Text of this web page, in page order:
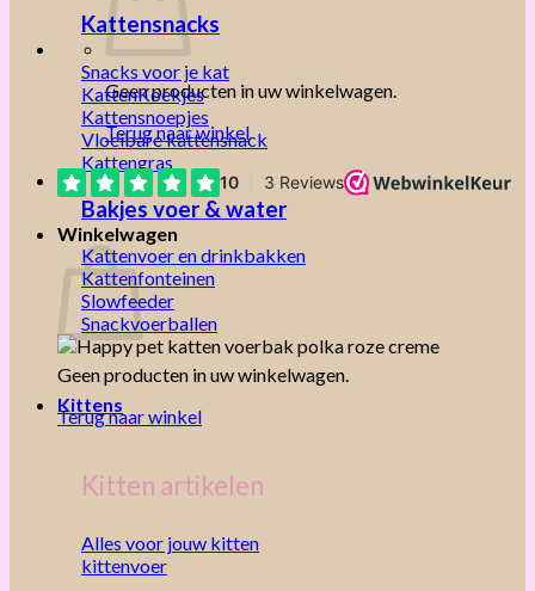
Geen producten in uw winkelwagen.
Terug naar winkel
Winkelwagen
Geen producten in uw winkelwagen.
Terug naar winkel
Kattensnacks
Snacks voor je kat
KattenKoekjes
Kattensnoepjes
Vloeibare kattensnack
Kattengras
Bakjes voer & water
Kattenvoer en drinkbakken
Kattenfonteinen
Slowfeeder
Snackvoerballen
Kittens
Kitten artikelen
Alles voor jouw kitten
kittenvoer